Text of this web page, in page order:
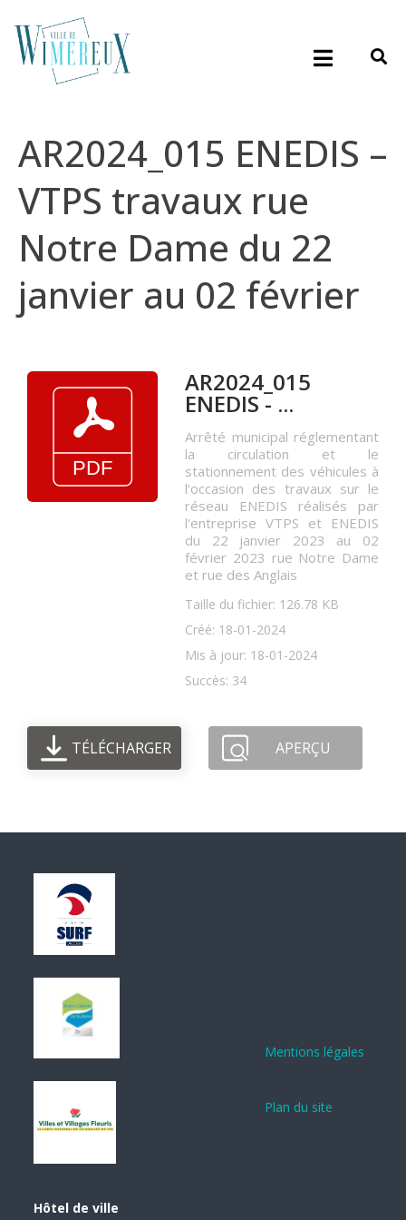
AR2024_015 ENEDIS –
VTPS travaux rue
Notre Dame du 22
janvier au 02 février
AR2024_015
ENEDIS - ...
Arrêté municipal réglementant
la circulation et le
stationnement des véhicules à
l'occasion des travaux sur le
réseau ENEDIS réalisés par
l'entreprise VTPS et ENEDIS
du 22 janvier 2023 au 02
février 2023 rue Notre Dame
et rue des Anglais
Taille du fichier: 126.78 KB
Créé: 18-01-2024
Mis à jour: 18-01-2024
Succès: 34
TÉLÉCHARGER APERÇU
Hôtel de ville
Mentions légales
Plan du site